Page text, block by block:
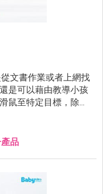
文書作業或者上網找
是可以藉由教導小孩
鼠至特定目標，除了
孩的手眼協調上也有
形狀與符號的認識。
品